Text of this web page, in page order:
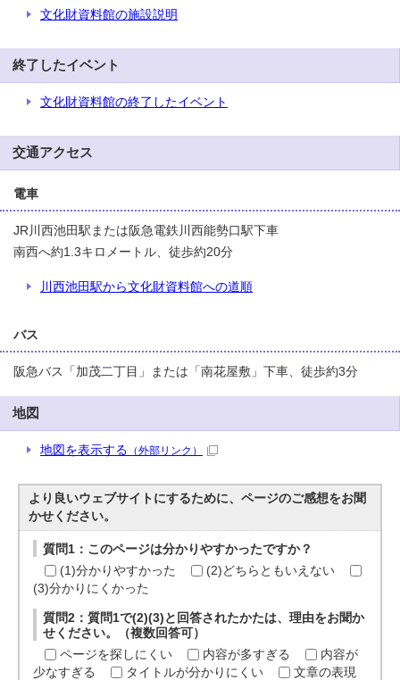
文化財資料館の施設説明
終了したイベント
文化財資料館の終了したイベント
交通アクセス
電車
JR川西池田駅または阪急電鉄川西能勢口駅下車
南西へ約1.3キロメートル、徒歩約20分
川西池田駅から文化財資料館への道順
バス
阪急バス「加茂二丁目」または「南花屋敷」下車、徒歩約3分
地図
地図を表示する （外部リンク）
より良いウェブサイトにするために、ページのご感想をお聞
かせください。
質問1：このページは分かりやすかったですか？
(1)分かりやすかった
(2)どちらともいえない
(3)分かりにくかった
質問2：質問1で(2)(3)と回答されたかたは、理由をお聞か
せください。（複数回答可）
ページを探しにくい
内容が多すぎる
内容が
少なすぎる
タイトルが分かりにくい
文章の表現